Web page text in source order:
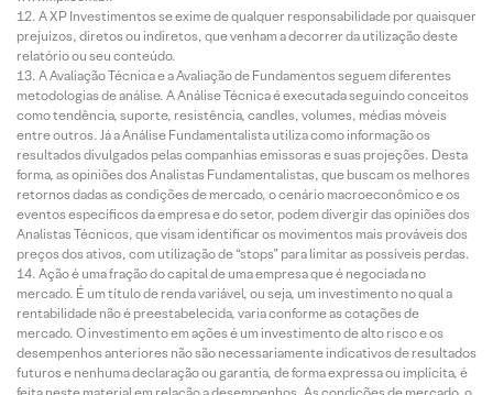
A XP Investimentos se exime de qualquer responsabilidade por quaisquer
prejuízos, diretos ou indiretos, que venham a decorrer da utilização deste
relatório ou seu conteúdo.
A Avaliação Técnica e a Avaliação de Fundamentos seguem diferentes
metodologias de análise. A Análise Técnica é executada seguindo conceitos
como tendência, suporte, resistência, candles, volumes, médias móveis
entre outros. Já a Análise Fundamentalista utiliza como informação os
resultados divulgados pelas companhias emissoras e suas projeções. Desta
forma, as opiniões dos Analistas Fundamentalistas, que buscam os melhores
retornos dadas as condições de mercado, o cenário macroeconômico e os
eventos específicos da empresa e do setor, podem divergir das opiniões dos
Analistas Técnicos, que visam identificar os movimentos mais prováveis dos
preços dos ativos, com utilização de “stops” para limitar as possíveis perdas.
Ação é uma fração do capital de uma empresa que é negociada no
mercado. É um título de renda variável, ou seja, um investimento no qual a
rentabilidade não é preestabelecida, varia conforme as cotações de
mercado. O investimento em ações é um investimento de alto risco e os
desempenhos anteriores não são necessariamente indicativos de resultados
futuros e nenhuma declaração ou garantia, de forma expressa ou implícita, é